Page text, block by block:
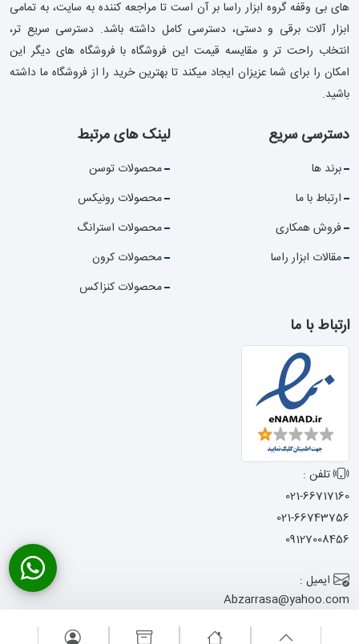
های بی وقفه گروه ابزار راسا بر آن است تا مراجعه کننده به سایت، به تمامی
ابزار آلات برقی و دستی، دسترسی کامل داشته باشد. دسترسی سریع تر،
انتخاب راحت تر و مقایسه قیمت این فروشگاه با فروشگاه های دیگر این
امکان را برای شما عزیزان ایجاد میکند تا بهترین خرید را از فروشگاه ما داشته
باشید.
دسترسی سریع
برند ها
ارتباط با ما
فروش همکاری
مقالات ابزار راسا
لینک های مرتبط
محصولات توسن
محصولات رونیکس
محصولات استرانگ
محصولات کرون
محصولات کنزاکس
ارتباط با ما
تلفن :
021-66717160
021-66743756
09127008456
ایمیل :
Abzarrasa@yahoo.com
آدرس :
تهران - خیابان امام